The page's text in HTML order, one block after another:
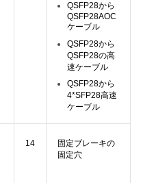
QSFP28から
QSFP28AOC
ケーブル
QSFP28から
QSFP28の高
速ケーブル
QSFP28から
4*SFP28高速
ケーブル
14
固定ブレーキの
固定穴